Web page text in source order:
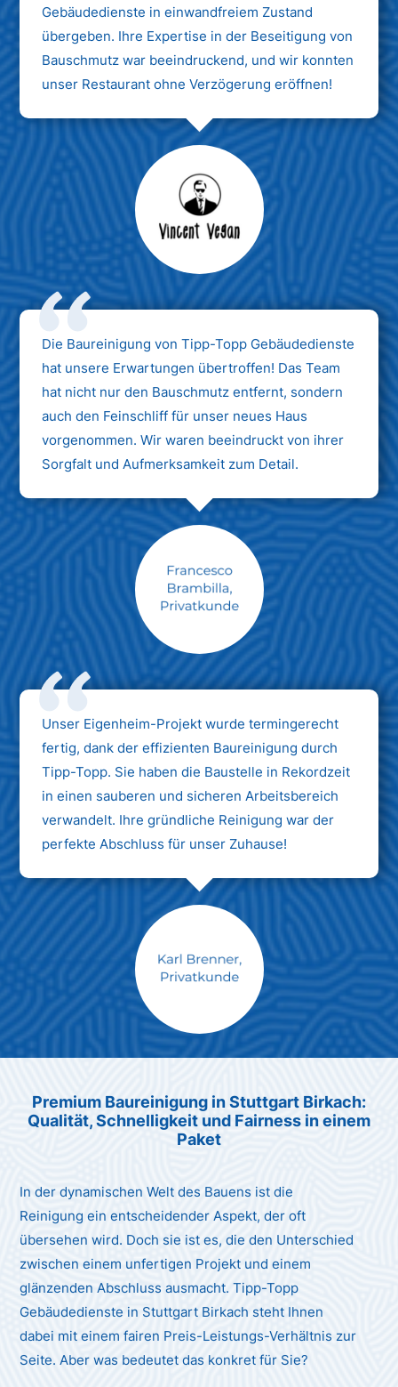
Gebäudedienste in einwandfreiem Zustand
übergeben. Ihre Expertise in der Beseitigung von
Bauschmutz war beeindruckend, und wir konnten
unser Restaurant ohne Verzögerung eröffnen!
Max Mustermann
Unternehmen AG
Die Baureinigung von Tipp-Topp Gebäudedienste
hat unsere Erwartungen übertroffen! Das Team
hat nicht nur den Bauschmutz entfernt, sondern
auch den Feinschliff für unser neues Haus
vorgenommen. Wir waren beeindruckt von ihrer
Sorgfalt und Aufmerksamkeit zum Detail.
Max Mustermann
Unternehmen AG
Unser Eigenheim-Projekt wurde termingerecht
fertig, dank der effizienten Baureinigung durch
Tipp-Topp. Sie haben die Baustelle in Rekordzeit
in einen sauberen und sicheren Arbeitsbereich
verwandelt. Ihre gründliche Reinigung war der
perfekte Abschluss für unser Zuhause!
Max Mustermann
Premium Baureinigung in Stuttgart Birkach:
Qualität, Schnelligkeit und Fairness in einem
Paket
In der dynamischen Welt des Bauens ist die
Reinigung ein entscheidender Aspekt, der oft
übersehen wird. Doch sie ist es, die den Unterschied
zwischen einem unfertigen Projekt und einem
glänzenden Abschluss ausmacht. Tipp-Topp
Gebäudedienste in Stuttgart Birkach steht Ihnen
dabei mit einem fairen Preis-Leistungs-Verhältnis zur
Seite. Aber was bedeutet das konkret für Sie?